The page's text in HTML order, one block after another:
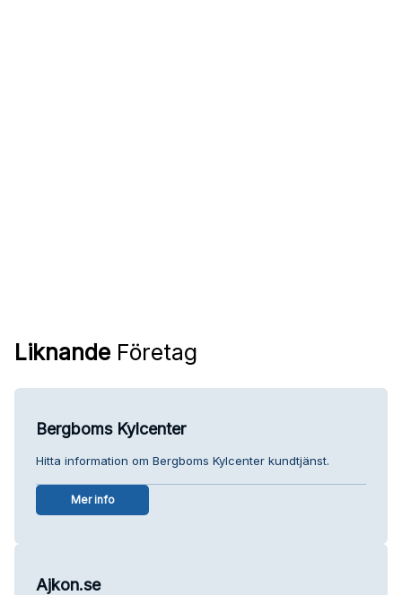
Liknande Företag
Bergboms Kylcenter
Hitta information om Bergboms Kylcenter kundtjänst.
Mer info
Ajkon.se